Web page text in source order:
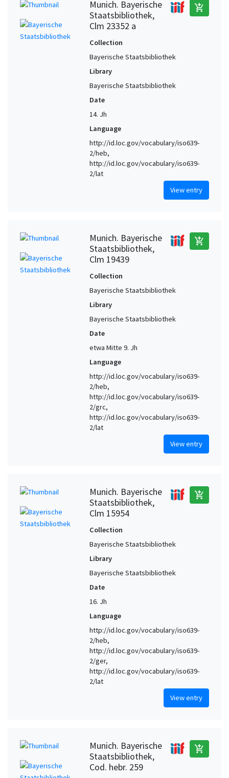
Munich. Bayerische
Staatsbibliothek,
Clm 23352 a
add_shopping_cart
Collection
Bayerische Staatsbibliothek
Library
Bayerische Staatsbibliothek
Date
14. Jh
Language
http://id.loc.gov/vocabulary/iso639-
2/heb,
http://id.loc.gov/vocabulary/iso639-
2/lat
View entry
Munich. Bayerische
Staatsbibliothek,
Clm 19439
add_shopping_cart
Collection
Bayerische Staatsbibliothek
Library
Bayerische Staatsbibliothek
Date
etwa Mitte 9. Jh
Language
http://id.loc.gov/vocabulary/iso639-
2/heb,
http://id.loc.gov/vocabulary/iso639-
2/grc,
http://id.loc.gov/vocabulary/iso639-
2/lat
View entry
Munich. Bayerische
Staatsbibliothek,
Clm 15954
add_shopping_cart
Collection
Bayerische Staatsbibliothek
Library
Bayerische Staatsbibliothek
Date
16. Jh
Language
http://id.loc.gov/vocabulary/iso639-
2/heb,
http://id.loc.gov/vocabulary/iso639-
2/ger,
http://id.loc.gov/vocabulary/iso639-
2/lat
View entry
Munich. Bayerische
Staatsbibliothek,
Cod. hebr. 259
add_shopping_cart